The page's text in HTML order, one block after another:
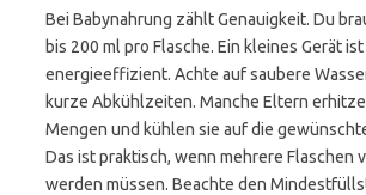
Bei Babynahrung zählt Genauigkeit. Du
bis 200 ml pro Flasche. Ein kleines Gerät ist
energieeffizient. Achte auf saubere
kurze Abkühlzeiten. Manche Eltern
Mengen und kühlen sie auf die
Das ist praktisch, wenn mehrere Flaschen
werden müssen. Beachte den